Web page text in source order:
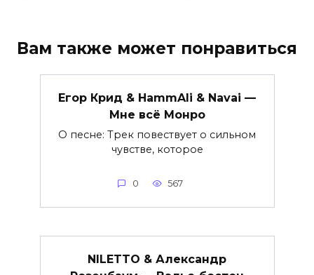
Вам также может понравиться
Егор Крид & HammAli & Navai —
Мне всё Монро
О песне: Трек повествует о сильном
чувстве, которое
0 567
NILETTO & Александр